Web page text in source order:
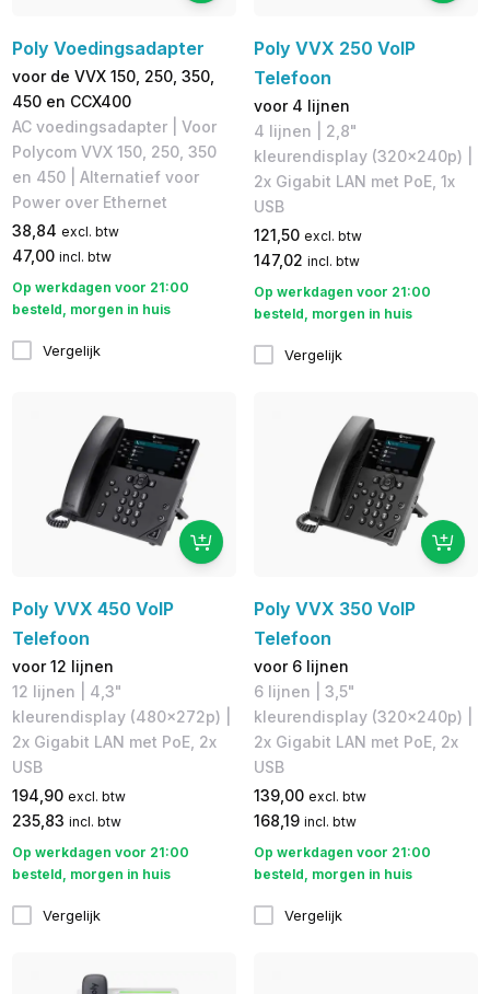
Poly Voedingsadapter
voor de VVX 150, 250, 350,
450 en CCX400
AC voedingsadapter | Voor
Polycom VVX 150, 250, 350
en 450 | Alternatief voor
Power over Ethernet
38,84 excl. btw
47,00 incl. btw
Op werkdagen voor 21:00
besteld, morgen in huis
Vergelijk
Poly VVX 250 VoIP
Telefoon
voor 4 lijnen
4 lijnen | 2,8"
kleurendisplay (320x240p) |
2x Gigabit LAN met PoE, 1x
USB
121,50 excl. btw
147,02 incl. btw
Op werkdagen voor 21:00
besteld, morgen in huis
Vergelijk
Poly VVX 450 VoIP
Telefoon
voor 12 lijnen
12 lijnen | 4,3"
kleurendisplay (480x272p)​ |
2x Gigabit LAN met PoE, 2x
USB
194,90 excl. btw
235,83 incl. btw
Op werkdagen voor 21:00
besteld, morgen in huis
Vergelijk
Poly VVX 350 VoIP
Telefoon
voor 6 lijnen
6 lijnen | 3,5"
kleurendisplay (320x240p)​ |
2x Gigabit LAN met PoE, 2x
USB
139,00 excl. btw
168,19 incl. btw
Op werkdagen voor 21:00
besteld, morgen in huis
Vergelijk